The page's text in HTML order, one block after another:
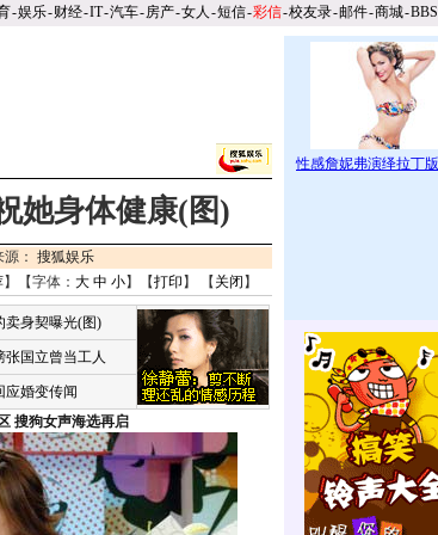
-娱乐-财经-IT-汽车-房产-女人 -短信-彩信-校友录-邮件-商城-BBS
她身体健康(图)
： 搜狐娱乐
】【字体： 大 中 小】【打印 】 【 关闭 】
卖身契曝光(图)
张国立曾当工人
应婚变传闻
搜狗女声海选再启